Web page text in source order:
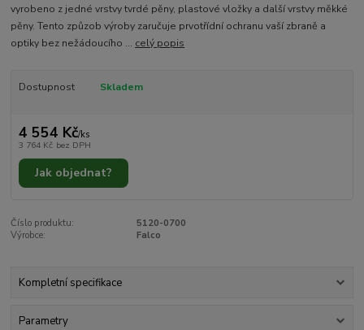
vyrobeno z jedné vrstvy tvrdé pěny, plastové vložky a další vrstvy měkké
pěny. Tento způzob výroby zaručuje prvotřídní ochranu vaší zbraně a
optiky bez nežádoucího ... celý popis
Dostupnost Skladem
4 554 Kč/ks
3 764 Kč bez DPH
Jak objednat?
Číslo produktu:
5120-0700
Výrobce:
Falco
Kompletní specifikace
Parametry